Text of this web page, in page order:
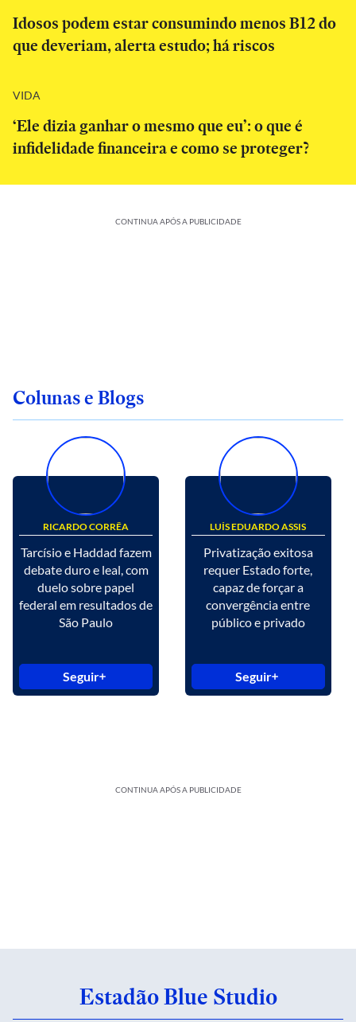
Idosos podem estar consumindo menos B12 do
que deveriam, alerta estudo; há riscos
VIDA
‘Ele dizia ganhar o mesmo que eu’: o que é
infidelidade financeira e como se proteger?
CONTINUA APÓS A PUBLICIDADE
Colunas e Blogs
RICARDO CORRÊA
Tarcísio e Haddad fazem
debate duro e leal, com
duelo sobre papel
federal em resultados de
São Paulo
Seguir
LUÍS EDUARDO ASSIS
Privatização exitosa
requer Estado forte,
capaz de forçar a
convergência entre
público e privado
Seguir
CONTINUA APÓS A PUBLICIDADE
Estadão Blue Studio